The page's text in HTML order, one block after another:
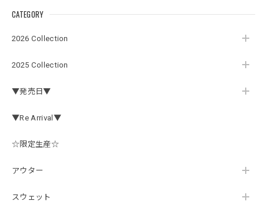
CATEGORY
2026 Collection
2025 Collection
▼発売日▼
▼Re Arrival▼
☆限定生産☆
アウター
スウェット
はじめて利用しましたが、商品の梱包も問題なく大変迅速に
ジが同封されており、気遣いの行き届いた対応だなと感じま
後は購入したルアーで実釣するのみです！ ありがとうござい